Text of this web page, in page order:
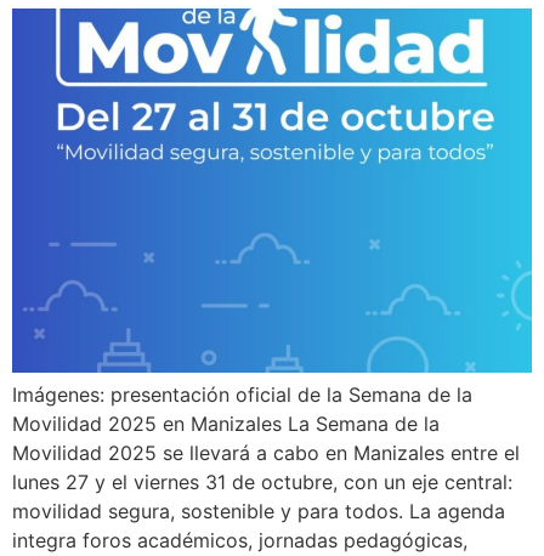
Imágenes: presentación oficial de la Semana de la
Movilidad 2025 en Manizales La Semana de la
Movilidad 2025 se llevará a cabo en Manizales entre el
lunes 27 y el viernes 31 de octubre, con un eje central:
movilidad segura, sostenible y para todos. La agenda
integra foros académicos, jornadas pedagógicas,